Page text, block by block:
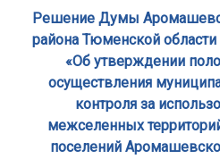
Решение Думы
района Тюменской области
«Об утверждении
осуществления
контроля за
межселенных
поселений